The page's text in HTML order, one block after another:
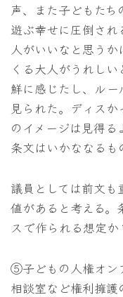
声、また子どもた
遊ぶ幸せに圧倒さ
人がいいなと思う
くる大人がうれし
鮮に感じたし、ルー
見られた。ディス
のイメージは見得
条文はいかななるも
議員としては前文
値があると考える。
スで作られる想定か
⑤子どもの人権オン
相談室など権利擁